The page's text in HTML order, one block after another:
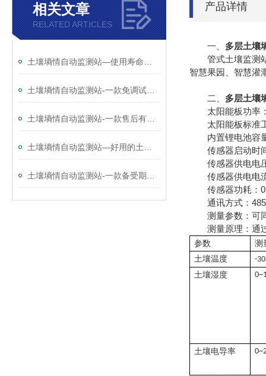
相关文章
RELATED ARTICLES
产品详情
一、 多层土壤
管式土壤监测站
智慧果园、智慧灌
二、 多层土壤
太阳能板功率
太阳能板标准
内置锂电池容
传感器启动时
传感器供电电
传感器供电电
传感器功耗：
通讯方式：485
测量参数：可同
测量原理：通过
参数
测
土壤温度
-
土壤湿度
土壤电导率